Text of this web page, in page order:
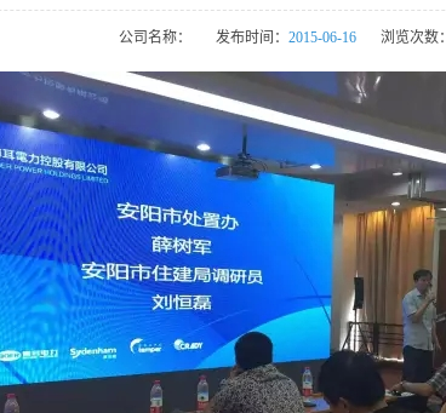
公司名称： 发布时间： 2015-06-16 浏览次数：